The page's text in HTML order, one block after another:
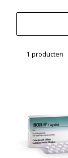
1 producten